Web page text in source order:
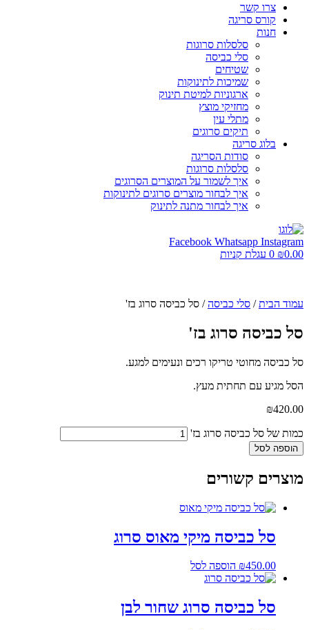
צרו קשר
קורס סריגה
חנות
סלסלות סרוגות
סלי כביסה
שטיחים
שמיכות לתינוקות
ארגוניות למיטת תינוק
מחזיקי מוצץ
מתלי עין
תיקים סרוגים
בלוג סריגה
סודות הסריגה
סלסלות סרוגות
איך לשמור על המוצרים הסרוגים
איך לבחור מוצרים סרוגים לתינוקות
איך לבחור מתנה לתינוק
Facebook Whatsapp Instagram
₪0.00
0 עגלת קניות
עמוד הבית/ סלי כביסה/ סל כביסה סרוג בז'
סל כביסה סרוג בז'
סל כביסה מחוטי טריקו רכים ונעימים למגע.
הסל מגיע עם תחתית מעץ.
₪420.00
כמות של סל כביסה סרוג בז'
הוספה לסל
מוצרים קשורים
סל כביסה מיקי מאוס סרוג
₪450.00 הוספה לסל
סל כביסה סרוג שחור לבן